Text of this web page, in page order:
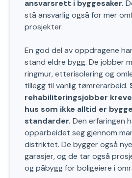
ansvarsrett i byggesaker.
stå ansvarlig også for mer
prosjekter.
En god del av oppdragene
stand eldre bygg. De jobber
ringmur, etterisolering og
tillegg til vanlig tømrerarbeid.
rehabiliteringsjobber
hus som ikke alltid er
standarder. Den erfaringen
opparbeidet seg gjennom
distriktet. De bygger også
garasjer, og de tar også
og påbygg for boligeiere i